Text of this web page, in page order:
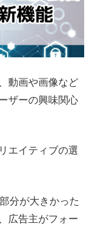
動画や画像など
ザーの興味関心
エイティブの選
分が大きかった
広告主がフォー